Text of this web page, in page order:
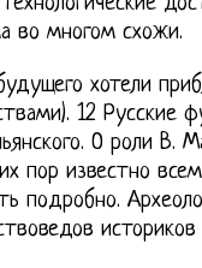
во многом схожи.
хотели
12 Русские
О роли В.
пор известно
подробно.
историков